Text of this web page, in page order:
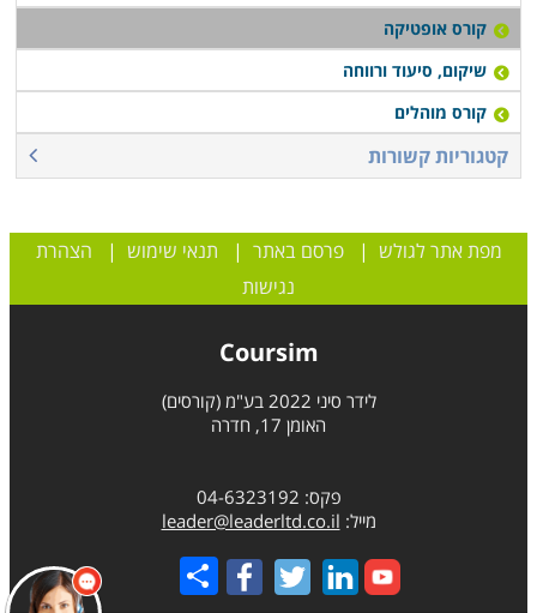
קורס אופטיקה
שיקום, סיעוד ורווחה
קורס מוהלים
קטגוריות קשורות
מפת אתר לגולש |פרסם באתר | תנאי שימוש | הצהרת
נגישות
Coursim
לידר סיני 2022 בע"מ (קורסים)
האומן 17, חדרה
פקס: 04-6323192
מייל: leader@leaderltd.co.il
Share